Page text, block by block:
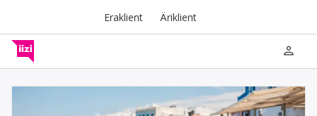
Eraklient Äriklient
person